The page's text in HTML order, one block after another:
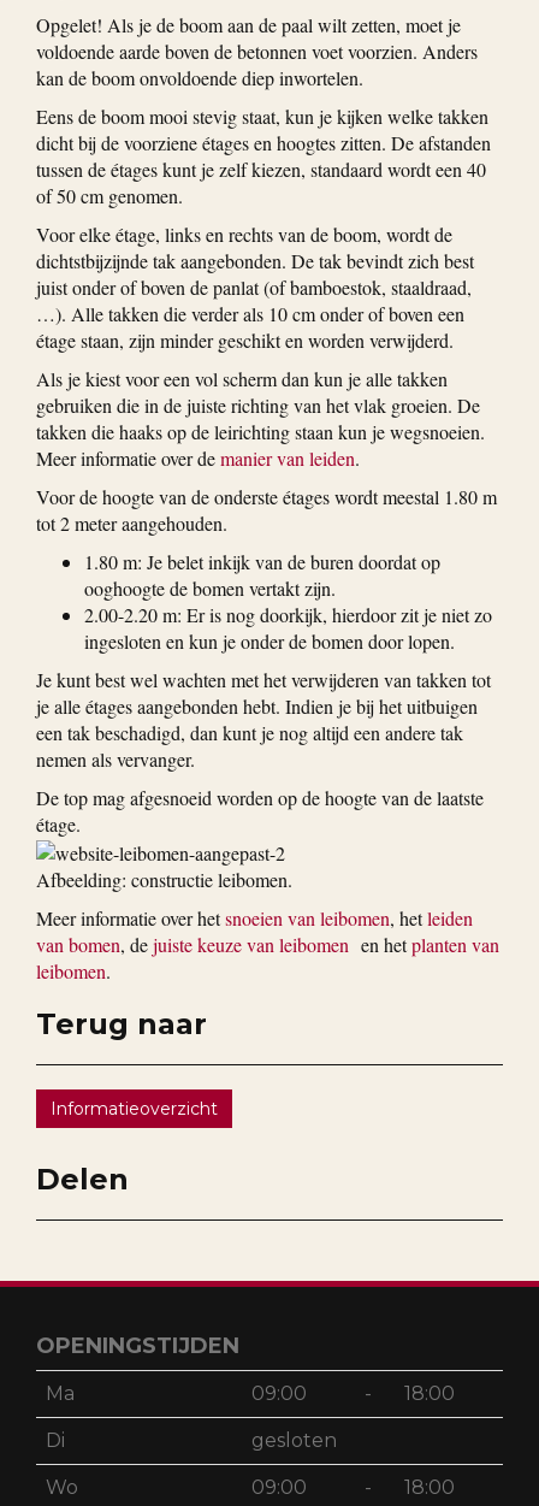
Opgelet! Als je de boom aan de paal wilt zetten, moet je
voldoende aarde boven de betonnen voet voorzien. Anders
kan de boom onvoldoende diep inwortelen.
Eens de boom mooi stevig staat, kun je kijken welke takken
dicht bij de voorziene étages en hoogtes zitten. De afstanden
tussen de étages kunt je zelf kiezen, standaard wordt een 40
of 50 cm genomen.
Voor elke étage, links en rechts van de boom, wordt de
dichtstbijzijnde tak aangebonden. De tak bevindt zich best
juist onder of boven de panlat (of bamboestok, staaldraad,
…). Alle takken die verder als 10 cm onder of boven een
étage staan, zijn minder geschikt en worden verwijderd.
Als je kiest voor een vol scherm dan kun je alle takken
gebruiken die in de juiste richting van het vlak groeien. De
takken die haaks op de leirichting staan kun je wegsnoeien.
Meer informatie over demanier van leiden.
Voor de hoogte van de onderste étages wordt meestal 1.80 m
tot 2 meter aangehouden.
1.80 m: Je belet inkijk van de buren doordat op
ooghoogte de bomen vertakt zijn.
2.00-2.20 m: Er is nog doorkijk, hierdoor zit je niet zo
ingesloten en kun je onder de bomen door lopen.
Je kunt best wel wachten met het verwijderen van takken tot
je alle étages aangebonden hebt. Indien je bij het uitbuigen
een tak beschadigd, dan kunt je nog altijd een andere tak
nemen als vervanger.
De top mag afgesnoeid worden op de hoogte van de laatste
étage.
Afbeelding: constructie leibomen.
Meer informatie over hetsnoeien van leibomen, hetleiden
van bomen, dejuiste keuze van leibomen en hetplanten van
leibomen.
Terug naar
Informatieoverzicht
Delen
OPENINGSTIJDEN
Ma 09:00 - 18:00
Di gesloten
Wo 09:00 - 18:00